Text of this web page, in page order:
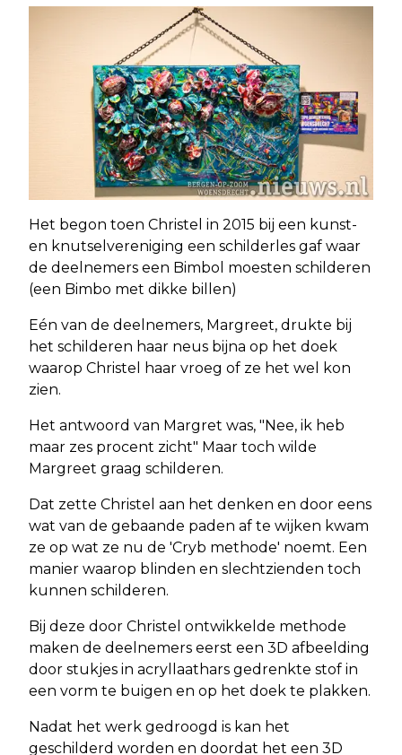
Het begon toen Christel in 2015 bij een kunst-
en knutselvereniging een schilderles gaf waar
de deelnemers een Bimbol moesten schilderen
(een Bimbo met dikke billen)
Eén van de deelnemers, Margreet, drukte bij
het schilderen haar neus bijna op het doek
waarop Christel haar vroeg of ze het wel kon
zien.
Het antwoord van Margret was, "Nee, ik heb
maar zes procent zicht" Maar toch wilde
Margreet graag schilderen.
Dat zette Christel aan het denken en door eens
wat van de gebaande paden af te wijken kwam
ze op wat ze nu de 'Cryb methode' noemt. Een
manier waarop blinden en slechtzienden toch
kunnen schilderen.
Bij deze door Christel ontwikkelde methode
maken de deelnemers eerst een 3D afbeelding
door stukjes in acryllaathars gedrenkte stof in
een vorm te buigen en op het doek te plakken.
Nadat het werk gedroogd is kan het
geschilderd worden en doordat het een 3D